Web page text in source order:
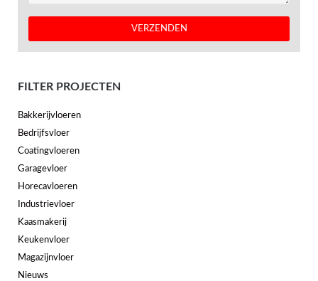
FILTER PROJECTEN
Bakkerijvloeren
Bedrijfsvloer
Coatingvloeren
Garagevloer
Horecavloeren
Industrievloer
Kaasmakerij
Keukenvloer
Magazijnvloer
Nieuws